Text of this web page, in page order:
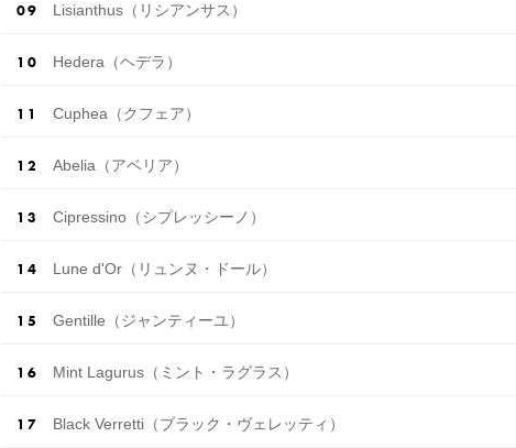
Lisianthus（リシアンサス）
Hedera（ヘデラ）
Cuphea（クフェア）
Abelia（アベリア）
Cipressino（シプレッシーノ）
Lune d'Or（リュンヌ・ドール）
Gentille（ジャンティーユ）
Mint Lagurus（ミント・ラグラス）
Black Verretti（ブラック・ヴェレッティ）